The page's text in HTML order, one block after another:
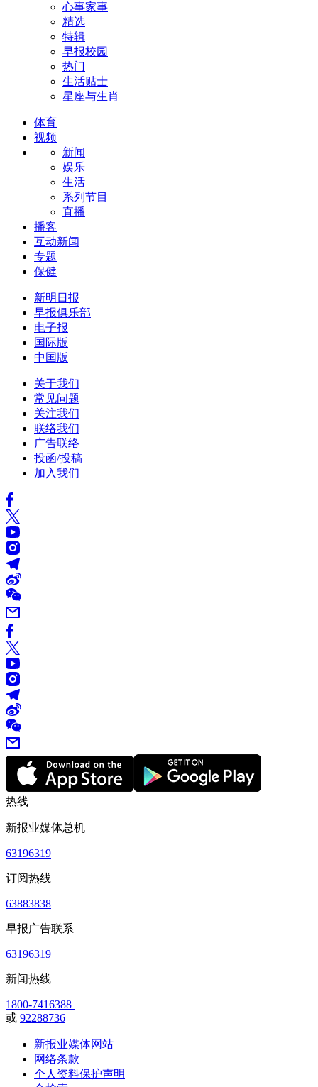
心事家事
精选
特辑
早报校园
热门
生活贴士
星座与生肖
体育
视频
新闻
娱乐
生活
系列节目
直播
播客
互动新闻
专题
保健
新明日报
早报俱乐部
电子报
国际版
中国版
关于我们
常见问题
关注我们
联络我们
广告联络
投函/投稿
加入我们
热线
新报业媒体总机
63196319
订阅热线
63883838
早报广告联系
63196319
新闻热线
1800-7416388
或 92288736
新报业媒体网站
网络条款
个人资料保护声明